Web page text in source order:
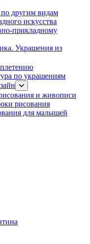
другим видам
искусства
прикладному
Украшения из
по украшениям
и живописи
рисования
для малышей